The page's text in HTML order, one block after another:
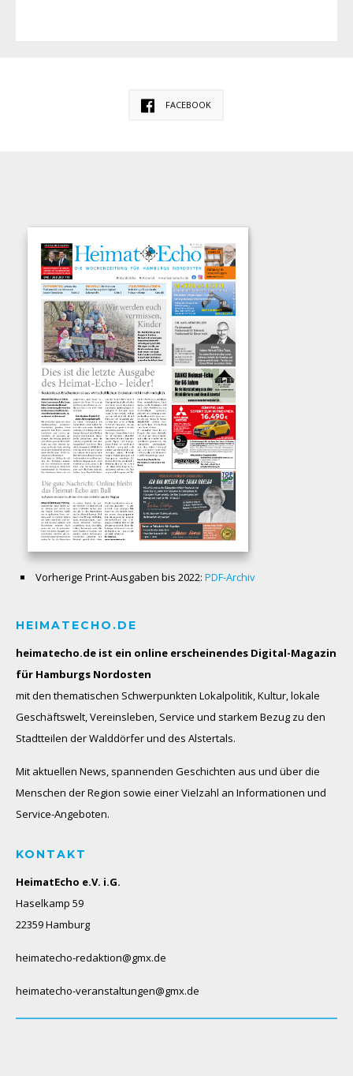
FACEBOOK
Vorherige Print-Ausgaben bis 2022: PDF-Archiv
HEIMATECHO.DE
heimatecho.de ist ein online erscheinendes Digital-Magazin
für Hamburgs Nordosten
mit den thematischen Schwerpunkten Lokalpolitik, Kultur, lokale
Geschäftswelt, Vereinsleben, Service und starkem Bezug zu den
Stadtteilen der Walddörfer und des Alstertals.
Mit aktuellen News, spannenden Geschichten aus und über die
Menschen der Region sowie einer Vielzahl an Informationen und
Service-Angeboten.
KONTAKT
HeimatEcho e.V. i.G.
Haselkamp 59
22359 Hamburg
heimatecho-redaktion@gmx.de
heimatecho-veranstaltungen@gmx.de